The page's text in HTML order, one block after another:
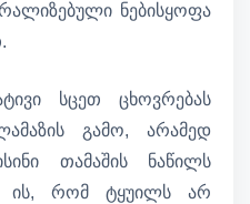
ნებისყოფა
სცეთ ცხოვრებას
გამო, არამედ
თამაშის ნაწილს
ის, რომ ტყუილს არ